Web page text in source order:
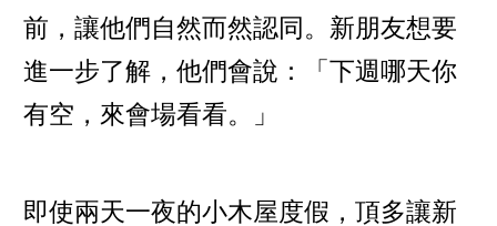
前，讓他們自然而然認同。新朋友想要
進一步了解，他們會說：「下週哪天你
有空，來會場看看。」
即使兩天一夜的小木屋度假，頂多讓新